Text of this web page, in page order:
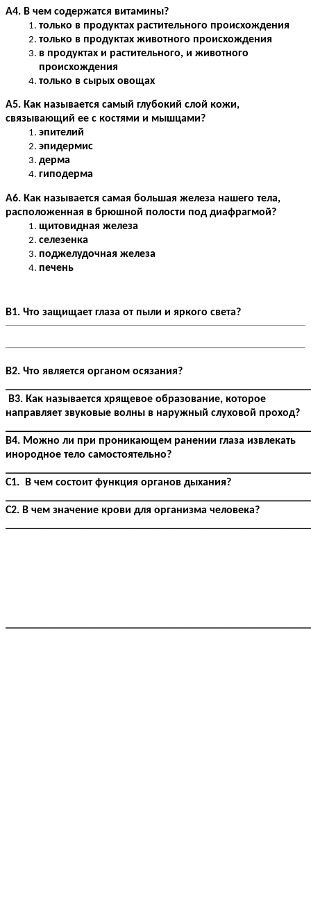
А4. В чем содержатся витамины?
только в продуктах растительного происхождения
только в продуктах животного происхождения
в продуктах и растительного, и животного
происхождения
только в сырых овощах
А5. Как называется самый глубокий слой кожи,
связывающий ее с костями и мышцами?
эпителий
эпидермис
дерма
гиподерма
А6. Как называется самая большая железа нашего тела,
расположенная в брюшной полости под диафрагмой?
щитовидная железа
селезенка
поджелудочная железа
печень
В1. Что защищает глаза от пыли и яркого света?
В2. Что является органом осязания?
В3. Как называется хрящевое образование, которое
направляет звуковые волны в наружный слуховой проход?
В4. Можно ли при проникающем ранении глаза извлекать
инородное тело самостоятельно?
С1. В чем состоит функция органов дыхания?
С2. В чем значение крови для организма человека?